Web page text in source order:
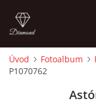
ÚVOD
Úvod Fotoalbum
P1070762